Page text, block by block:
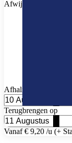
Afwijkend afleverpunt
Afhaling op
Terugbrengen op
Vanaf € 9,20 /u (+